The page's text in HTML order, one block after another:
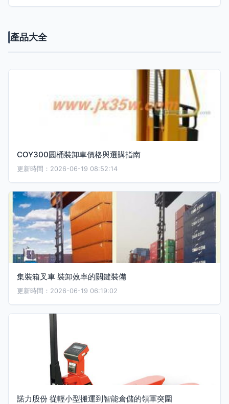
產品大全
COY300圓桶裝卸車價格與選購指南
更新時間：2026-06-19 08:52:14
集裝箱叉車 裝卸效率的關鍵裝備
更新時間：2026-06-19 06:19:02
諾力股份 從輕小型搬運到智能倉儲的領軍突圍